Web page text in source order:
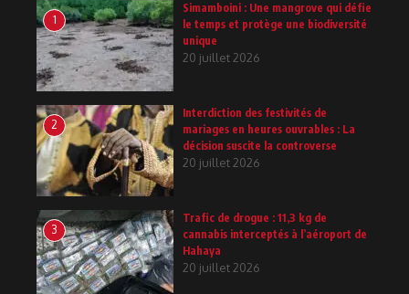
1
Simamboini : Une mangrove qui défie
le temps et protège une biodiversité
unique
20 juillet 2026
2
Interdiction des festivités de
mariages en heures ouvrables : La
décision suscite la controverse
20 juillet 2026
3
Trafic de drogue : 11,3 kg de
cannabis interceptés à l’aéroport de
Hahaya
20 juillet 2026